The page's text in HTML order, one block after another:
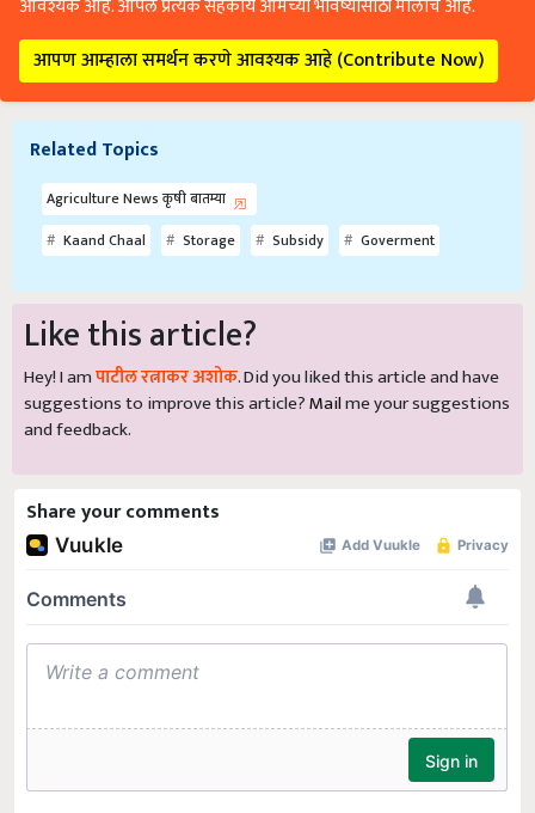
आपण आम्हाला समर्थन करणे आवश्यक आहे (Contribute Now)
Kaand Chaal
Storage
Like this article?
Hey! I amपाटील रत्नाकर अशोक. Did you liked this article and have
suggestions to improve this article?Mailme your suggestions
and feedback.